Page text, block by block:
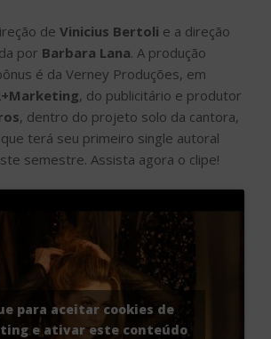
de Vinicius Bertoli e a direção
por Barbara Lana. A produção
é da Verney Produções, em
, do publicitário e produtor
, dentro do projeto solo da cantora,
que terá seu primeiro single autoral
semestre. Assista agora o clipe!
para aceitar cookies de
e ativar este conteúdo